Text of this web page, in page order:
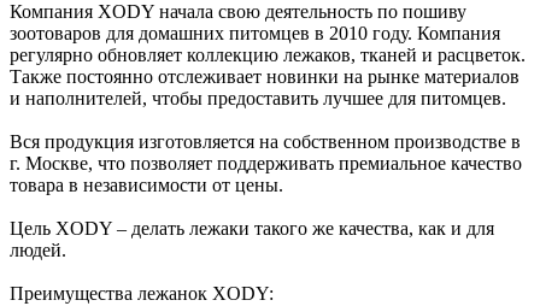
Компания XODY начала свою деятельность по пошиву
зоотоваров для домашних питомцев в 2010 году. Компания
регулярно обновляет коллекцию лежаков, тканей и расцветок.
Также постоянно отслеживает новинки на рынке материалов
и наполнителей, чтобы предоставить лучшее для питомцев.
Вся продукция изготовляется на собственном производстве в
г. Москве, что позволяет поддерживать премиальное качество
товара в независимости от цены.
Цель XODY – делать лежаки такого же качества, как и для
людей.
Преимущества лежанок XODY: